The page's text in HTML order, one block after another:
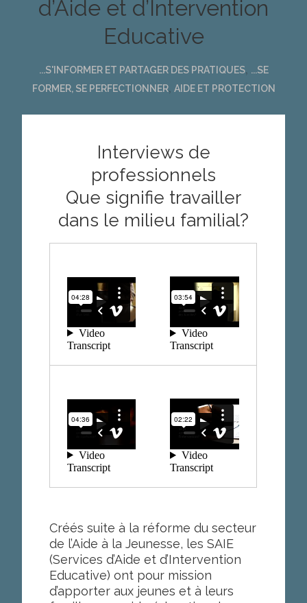
d’Aide et d’Intervention
Educative
...S'INFORMER ET PARTAGER DES PRATIQUES, ...SE
FORMER, SE PERFECTIONNER, AIDE ET PROTECTION
Interviews de
professionnels
Que signifie travailler
dans le milieu familial?
Créés suite à la réforme du secteur
de l’Aide à la Jeunesse, les SAIE
(Services d’Aide et d’Intervention
Educative) ont pour mission
d’apporter aux jeunes et à leurs